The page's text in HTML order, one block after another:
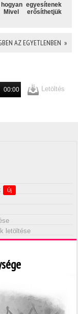
egyesítenek
erősíthetjük
AZ EGYETLENBEN »
00:00 Letöltés
Új
letöltése